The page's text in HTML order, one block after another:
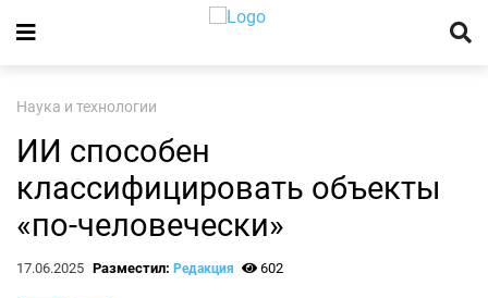
Наука и технологии
ИИ способен
классифицировать объекты
«по-человечески»
17.06.2025 Разместил: Редакция 602